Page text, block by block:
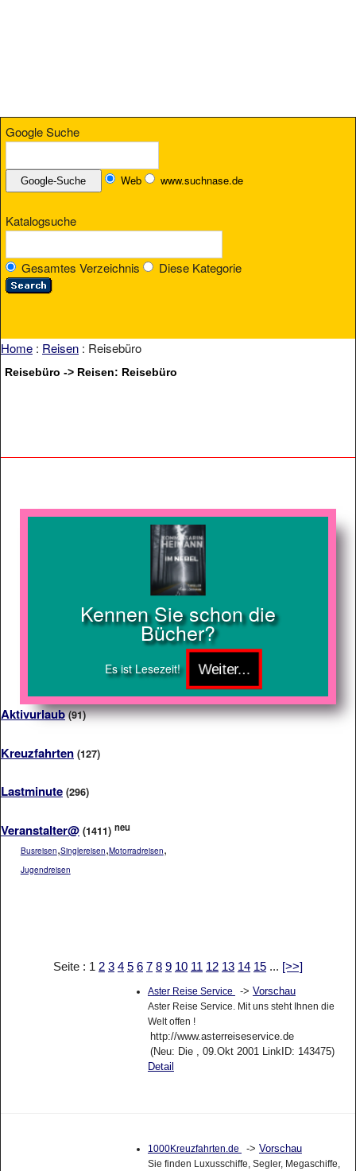
Google Suche
Web www.suchnase.de
Katalogsuche
Gesamtes Verzeichnis Diese Kategorie
Home : Reisen : Reisebüro
Reisebüro -> Reisen: Reisebüro
Kennen Sie schon die
Bücher?
Es ist Lesezeit!
Aktivurlaub (91)
Kreuzfahrten (127)
Lastminute (296)
Veranstalter@ (1411) neu
Busreisen,Singlereisen,Motorradreisen,
Jugendreisen
Seite : 1 2 3 4 5 6 7 8 9 10 11 12 13 14 15 ... [>>]
Aster Reise Service -> Vorschau
Aster Reise Service. Mit uns steht Ihnen die
Welt offen !
http://www.asterreiseservice.de
(Neu: Die , 09.Okt 2001 LinkID: 143475)
Detail
1000Kreuzfahrten.de -> Vorschau
Sie finden Luxusschiffe, Segler, Megaschiffe,